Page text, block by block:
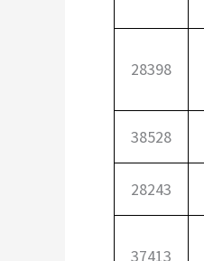
28398
38528
28243
37413